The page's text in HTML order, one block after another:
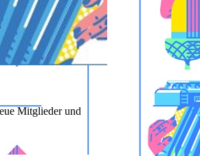
Mitglieder und